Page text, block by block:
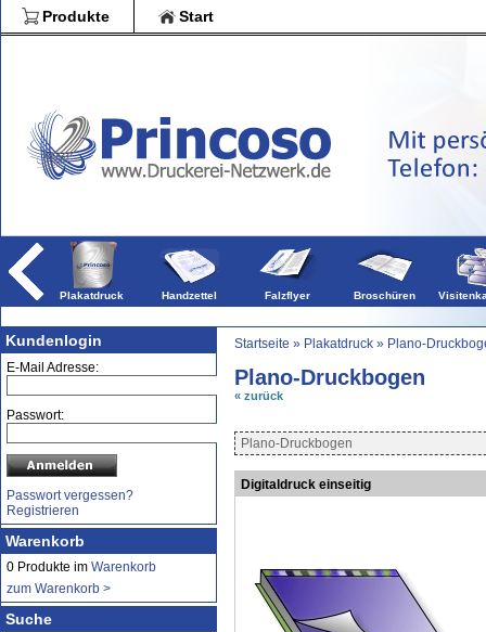
Produkte Start
Blöcke
Plakatdruck Handzettel Falzflyer Broschüren
Kundenlogin
E-Mail Adresse:
Passwort:
Passwort vergessen?
Registrieren
Warenkorb
0 Produkte im Warenkorb
zum Warenkorb >
Suche
Startseite » Plakatdruck » Plano-
Plano-Druckbogen
« zurück
Plano-Druckbogen
Digitaldruck einseitig